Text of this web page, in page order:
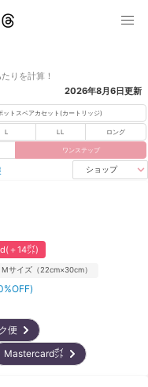
りを計算！
2026年8月6日更新
ットスペアカセット(カートリッジ)
L LL ロング
ワンステップ
ショップ
＋14㌽)
Mサイズ（22cm×30cm）
ク便
Mastercard㌽